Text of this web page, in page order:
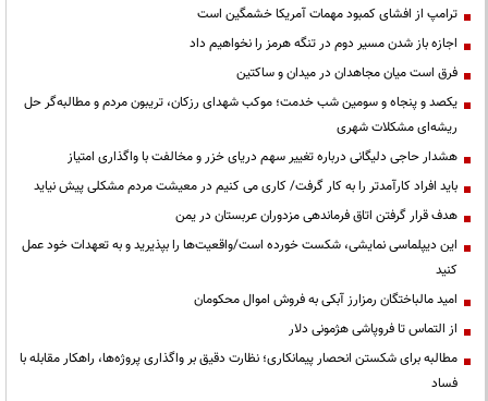
ترامپ از افشای کمبود مهمات آمریکا خشمگین است
اجازه باز شدن مسیر دوم در تنگه هرمز را نخواهیم داد
فرق است میان مجاهدان در میدان و ساکتین
یکصد و پنجاه و سومین شب خدمت؛ موکب شهدای رزکان، تریبون مردم و مطالبه‌گر حل
ریشه‌ای مشکلات شهری
هشدار حاجی دلیگانی درباره تغییر سهم دریای خزر و مخالفت با واگذاری امتیاز
باید افراد کارآمدتر را به کار گرفت/ کاری می کنیم در معیشت مردم مشکلی پیش نیاید
هدف قرار گرفتن اتاق‌ فرماندهی مزدوران عربستان در یمن
این دیپلماسی نمایشی، شکست خورده است/واقعیت‌ها را بپذیرید و به تعهدات خود عمل
کنید
امید مالباختگان رمزارز آبکی به فروش اموال محکومان
از التماس تا فروپاشی هژمونی دلار
مطالبه برای شکستن انحصار پیمانکاری؛ نظارت دقیق بر واگذاری پروژه‌ها، راهکار مقابله با
فساد